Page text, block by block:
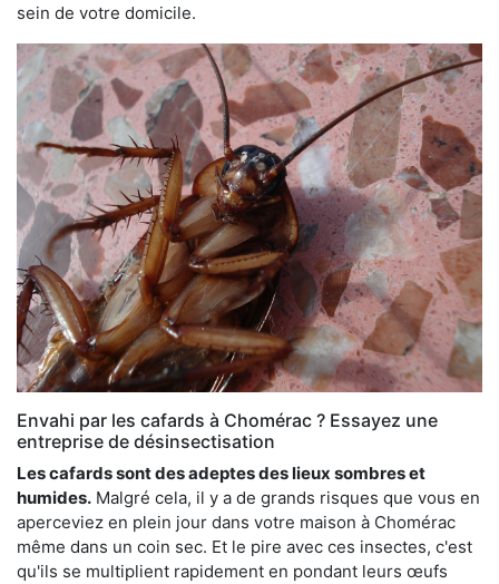
sein de votre domicile.
Envahi par les cafards à Chomérac ? Essayez une
entreprise de désinsectisation
Les cafards sont des adeptes des lieux sombres et
humides. Malgré cela, il y a de grands risques que vous en
aperceviez en plein jour dans votre maison à Chomérac
même dans un coin sec. Et le pire avec ces insectes, c'est
qu'ils se multiplient rapidement en pondant leurs œufs